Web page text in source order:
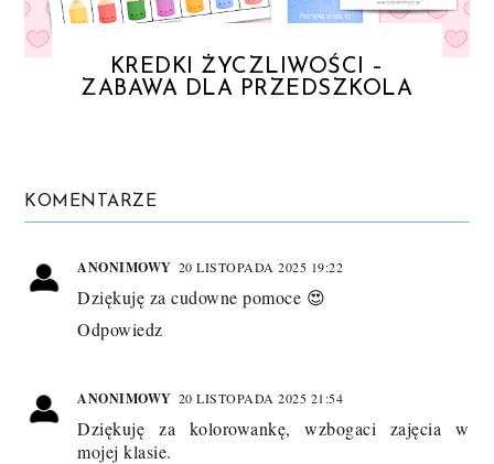
KREDKI ŻYCZLIWOŚCI –
ZABAWA DLA PRZEDSZKOLA
KOMENTARZE
ANONIMOWY 20 LISTOPADA 2025 19:22
Dziękuję za cudowne pomoce 😍
Odpowiedz
ANONIMOWY 20 LISTOPADA 2025 21:54
Dziękuję za kolorowankę, wzbogaci zajęcia w
mojej klasie.